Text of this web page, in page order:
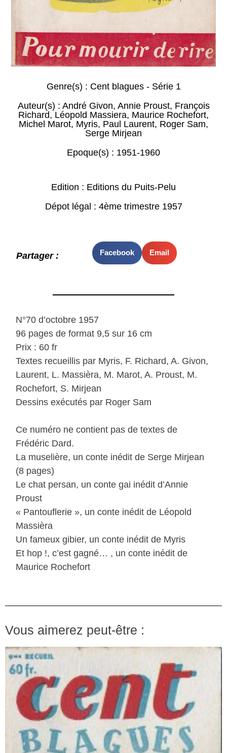
Genre(s) : Cent blagues - Série 1
Auteur(s) : André Givon, Annie Proust, François
Richard, Léopold Massiera, Maurice Rochefort,
Michel Marot, Myris, Paul Laurent, Roger Sam,
Serge Mirjean
Epoque(s) : 1951-1960
Edition : Editions du Puits-Pelu
Dépot légal : 4ème trimestre 1957
Partager : Facebook Email
N°70 d’octobre 1957
96 pages de format 9,5 sur 16 cm
Prix : 60 fr
Textes recueillis par Myris, F. Richard, A. Givon,
Laurent, L. Massièra, M. Marot, A. Proust, M.
Rochefort, S. Mirjean
Dessins exécutés par Roger Sam
Ce numéro ne contient pas de textes de
Frédéric Dard.
La muselière, un conte inédit de Serge Mirjean
(8 pages)
Le chat persan, un conte gai inédit d’Annie
Proust
« Pantouflerie », un conte inédit de Léopold
Massièra
Un fameux gibier, un conte inédit de Myris
Et hop !, c’est gagné… , un conte inédit de
Maurice Rochefort
Vous aimerez peut-être :